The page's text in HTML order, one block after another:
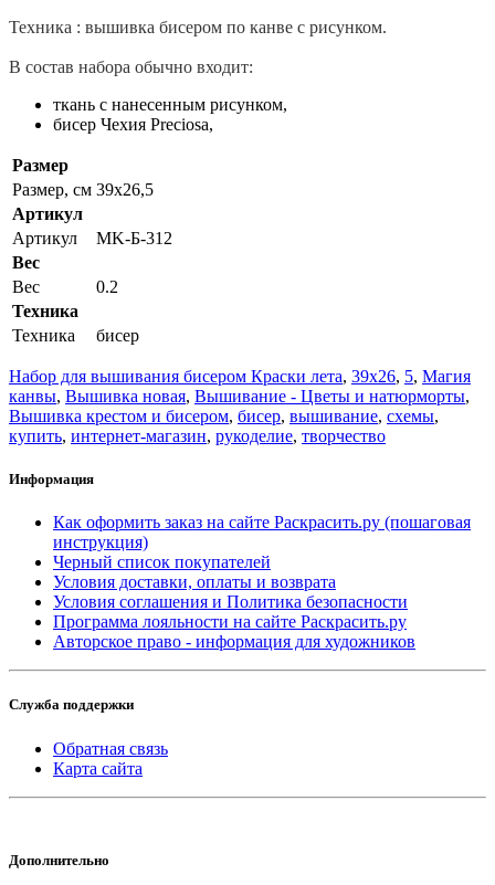
Техника : вышивка бисером по канве с рисунком.
В состав набора обычно входит:
ткань с нанесенным рисунком,
бисер Чехия Preciosa,
Размер
Размер, см 39x26,5
Артикул
Артикул
MK-Б-312
Вес
Вес
0.2
Техника
Техника
бисер
Набор для вышивания бисером Краски лета, 39x26, 5, Магия
канвы, Вышивка новая, Вышивание - Цветы и натюрморты,
Вышивка крестом и бисером, бисер, вышивание, схемы,
купить, интернет-магазин, рукоделие, творчество
Информация
Как оформить заказ на сайте Раскрасить.ру (пошаговая
инструкция)
Черный список покупателей
Условия доставки, оплаты и возврата
Условия соглашения и Политика безопасности
Программа лояльности на сайте Раскрасить.ру
Авторское право - информация для художников
Служба поддержки
Обратная связь
Карта сайта
Дополнительно